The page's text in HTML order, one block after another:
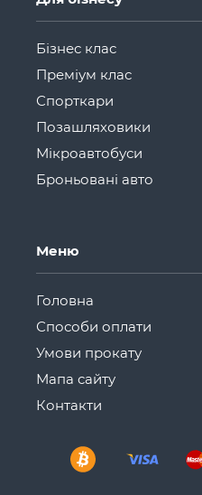
Бізнес клас
Преміум клас
Спорткари
Позашляховики
Мікроавтобуси
Броньовані авто
Меню
Головна
Способи оплати
Умови прокату
Мапа сайту
Контакти